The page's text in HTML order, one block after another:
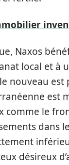
Naxos
local et à
nouveau
est
comme le
dans
désireux